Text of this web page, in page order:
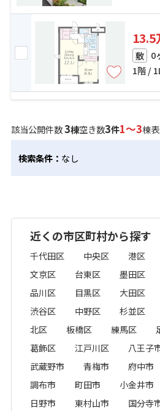
13.5
敷 0
1階 /
該当公開件数3棟空き数3件1～3棟
検索条件： なし
近くの市区町村から探す
千代田区 中央区 港区
文京区
台東区 墨田区
品川区
目黒区 大田区
渋谷区
中野区 杉並区
北区
板橋区 練馬区
葛飾区
江戸川区 八王子
武蔵野市
青梅市 府中市
調布市
町田市 小金井市
日野市
東村山市 国分寺